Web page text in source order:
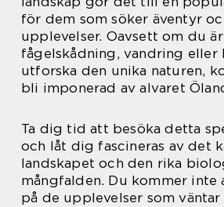
för dem som söker äventyr
upplevelser. Oavsett om du
fågelskådning, vandring eller
utforska den unika naturen,
bli imponerad av alvaret
Ta dig tid att besöka detta
och låt dig fascineras av det
landskapet och den rika
mångfalden. Du kommer inte
på de upplevelser som